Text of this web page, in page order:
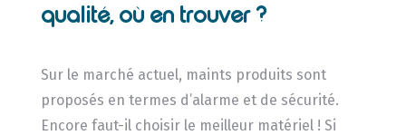
qualité, où en trouver ?
Sur le marché actuel, maints produits sont
proposés en termes d’alarme et de sécurité.
Encore faut-il choisir le meilleur matériel ! Si